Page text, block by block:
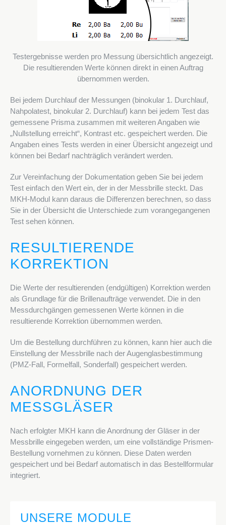
Testergebnisse werden pro Messung übersichtlich angezeigt.
Die resultierenden Werte können direkt in einen Auftrag
übernommen werden.
Bei jedem Durchlauf der Messungen (binokular 1. Durchlauf,
Nahpolatest, binokular 2. Durchlauf) kann bei jedem Test das
gemessene Prisma zusammen mit weiteren Angaben wie
„Nullstellung erreicht“, Kontrast etc. gespeichert werden. Die
Angaben eines Tests werden in einer Übersicht angezeigt und
können bei Bedarf nachträglich verändert werden.
Zur Vereinfachung der Dokumentation geben Sie bei jedem
Test einfach den Wert ein, der in der Messbrille steckt. Das
MKH-Modul kann daraus die Differenzen berechnen, so dass
Sie in der Übersicht die Unterschiede zum vorangegangenen
Test sehen können.
RESULTIERENDE
KORREKTION
Die Werte der resultierenden (endgültigen) Korrektion werden
als Grundlage für die Brillenaufträge verwendet. Die in den
Messdurchgängen gemessenen Werte können in die
resultierende Korrektion übernommen werden.
Um die Bestellung durchführen zu können, kann hier auch die
Einstellung der Messbrille nach der Augenglasbestimmung
(PMZ-Fall, Formelfall, Sonderfall) gespeichert werden.
ANORDNUNG DER
MESSGLÄSER
Nach erfolgter MKH kann die Anordnung der Gläser in der
Messbrille eingegeben werden, um eine vollständige Prismen-
Bestellung vornehmen zu können. Diese Daten werden
gespeichert und bei Bedarf automatisch in das Bestellformular
integriert.
UNSERE MODULE